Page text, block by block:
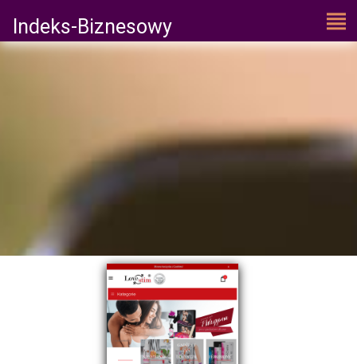
Indeks-Biznesowy